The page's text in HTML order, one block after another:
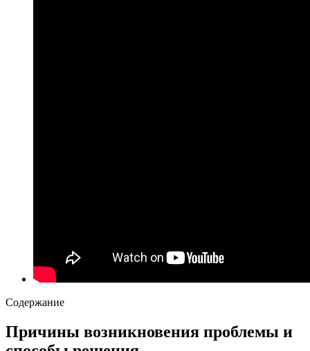
Содержание
Причины возникновения проблемы и